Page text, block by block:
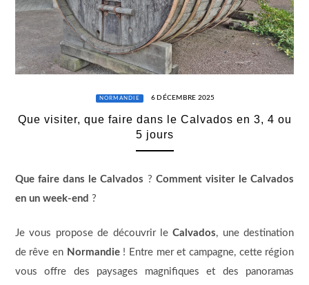
NORMANDIE 6 DÉCEMBRE 2025
Que visiter, que faire dans le Calvados en 3, 4 ou
5 jours
Que faire dans le Calvados ? Comment visiter le Calvados
en un week-end ?
Je vous propose de découvrir leCalvados, une destination
de rêve en Normandie! Entre mer et campagne, cette région
vous offre des paysages magnifiques et des panoramas